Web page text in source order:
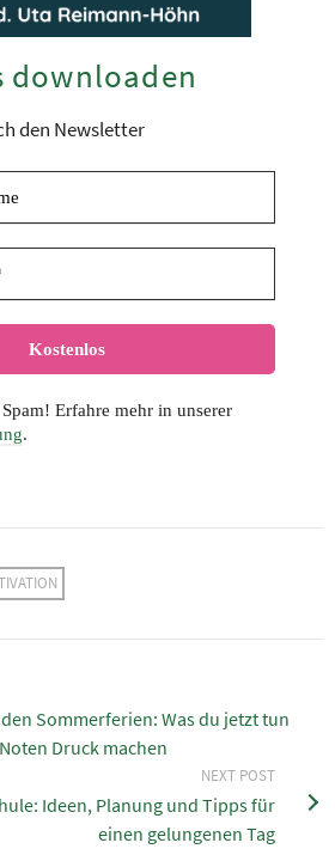
downloaden
den Newsletter
Erfahre mehr in unserer
.
Sommerferien: Was du jetzt tun
Druck machen
NEXT POST
Ideen, Planung und Tipps für
einen gelungenen Tag